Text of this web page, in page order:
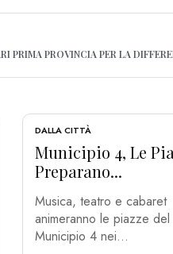
DALLA CITTÀ
Municipio 4, Le
Preparano...
Musica, teatro e cabaret
animeranno le piazze del
Municipio 4 nei...